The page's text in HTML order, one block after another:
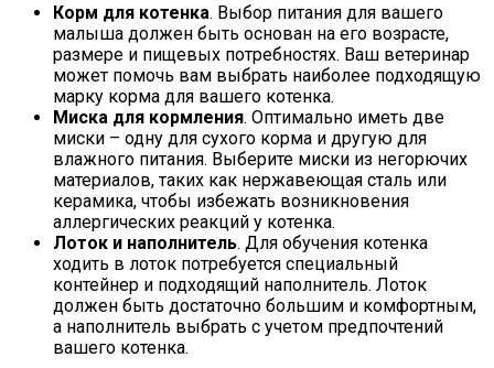
Корм для котенка. Выбор питания для вашего
малыша должен быть основан на его возрасте,
размере и пищевых потребностях. Ваш ветеринар
может помочь вам выбрать наиболее подходящую
марку корма для вашего котенка.
Миска для кормления. Оптимально иметь две
миски – одну для сухого корма и другую для
влажного питания. Выберите миски из негорючих
материалов, таких как нержавеющая сталь или
керамика, чтобы избежать возникновения
аллергических реакций у котенка.
Лоток и наполнитель. Для обучения котенка
ходить в лоток потребуется специальный
контейнер и подходящий наполнитель. Лоток
должен быть достаточно большим и комфортным,
а наполнитель выбрать с учетом предпочтений
вашего котенка.